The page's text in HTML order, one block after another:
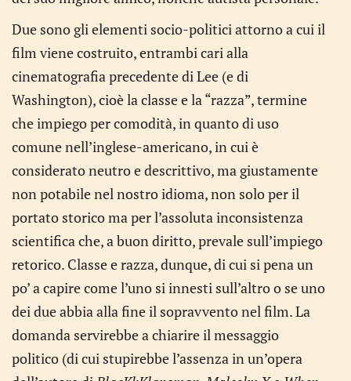
Due sono gli elementi socio-politici attorno a cui il
film viene costruito, entrambi cari alla
cinematografia precedente di Lee (e di
Washington), cioè la classe e la “razza”, termine
che impiego per comodità, in quanto di uso
comune nell’inglese-americano, in cui è
considerato neutro e descrittivo, ma giustamente
non potabile nel nostro idioma, non solo per il
portato storico ma per l’assoluta inconsistenza
scientifica che, a buon diritto, prevale sull’impiego
retorico. Classe e razza, dunque, di cui si pena un
po’ a capire come l’uno si innesti sull’altro o se uno
dei due abbia alla fine il sopravvento nel film. La
domanda servirebbe a chiarire il messaggio
politico (di cui stupirebbe l’assenza in un’opera